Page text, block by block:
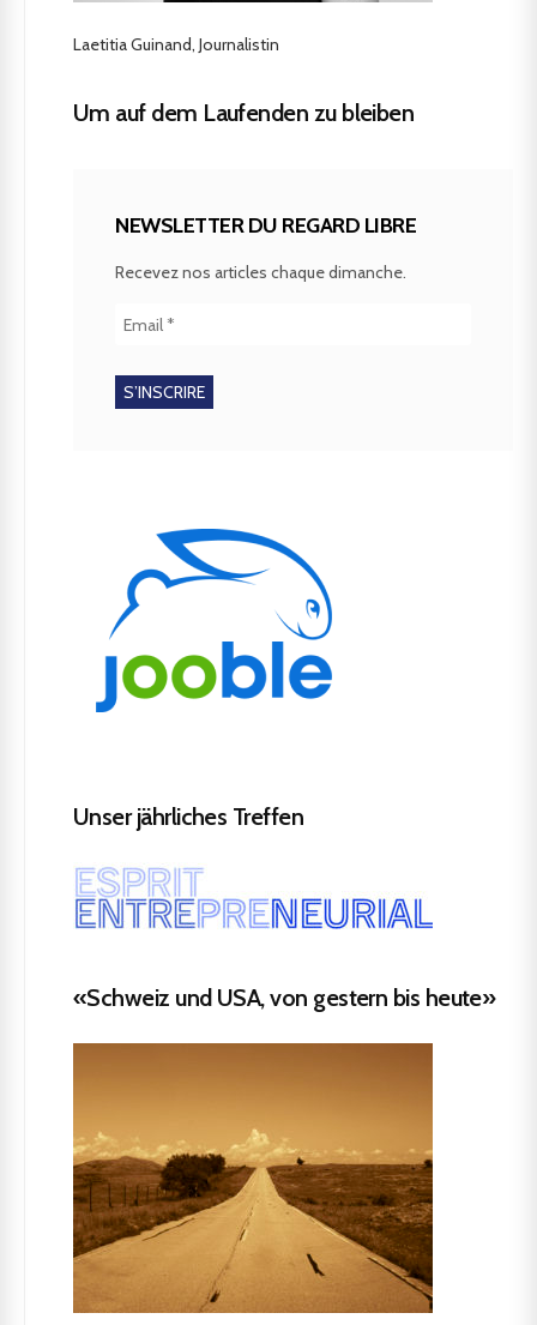
Laetitia Guinand, Journalistin
Um auf dem Laufenden zu bleiben
NEWSLETTER DU REGARD LIBRE
Recevez nos articles chaque dimanche.
Unser jährliches Treffen
«Schweiz und USA, von gestern bis heute»